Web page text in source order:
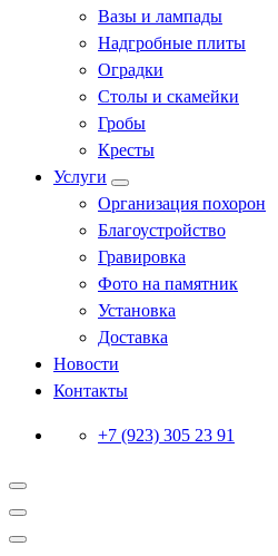
Вазы и лампады
Надгробные плиты
Оградки
Столы и скамейки
Гробы
Кресты
Услуги
Организация похорон
Благоустройство
Гравировка
Фото на памятник
Установка
Доставка
Новости
Контакты
+7 (923) 305 23 91